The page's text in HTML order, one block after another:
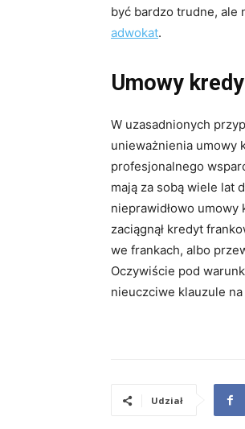
być bardzo trudne, ale
adwokat.
Umowy
W uzasadnionych
unieważnienia umowy
profesjonalnego
mają za sobą wiele lat
nieprawidłowo
zaciągnął kredyt
we frankach, albo
Oczywiście pod
nieuczciwe klauzule
Udział